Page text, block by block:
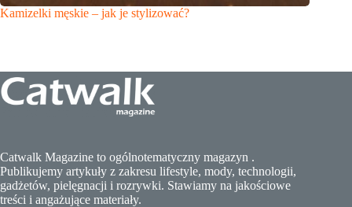
Kamizelki męskie – jak je stylizować?
Catwalk Magazine to ogólnotematyczny magazyn .
Publikujemy artykuły z zakresu lifestyle, mody, technologii,
gadżetów, pielęgnacji i rozrywki. Stawiamy na jakościowe
treści i angażujące materiały.